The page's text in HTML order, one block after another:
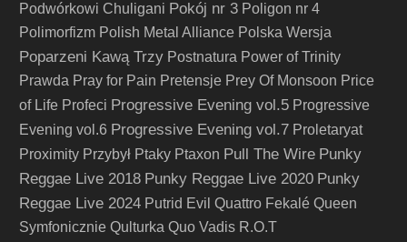
Podwórkowi Chuligani Pokój nr 3 Poligon nr 4
Polimorfizm Polish Metal Alliance Polska Wersja
Poparzeni Kawą Trzy Postnatura Power of Trinity
Prawda Pray for Pain Pretensje Prey Of Monsoon Price
of Life Profeci Progressive Evening vol.5 Progressive
Evening vol.6 Progressive Evening vol.7 Proletaryat
Proximity Przybył Ptaky Ptaxon Pull The Wire Punky
Reggae Live 2018 Punky Reggae Live 2020 Punky
Reggae Live 2024 Putrid Evil Quattro Fekalé Queen
Symfonicznie Qulturka Quo Vadis R.O.T